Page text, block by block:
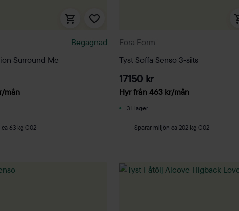
Begagnad
Surround Me
/mån
63 kg C02
Fora Form
Tyst Soffa Senso 3-sits
17150 kr
Hyr från 463 kr/mån
3 i lager
Sparar miljön ca 202 kg C02